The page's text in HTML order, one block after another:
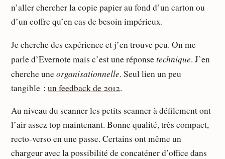
n’aller chercher la copie papier au fond d’un carton ou
d’un coffre qu’en cas de besoin impérieux.
Je cherche des expérience et j’en trouve peu. On me
parle d’Evernote mais c’est une réponsetechnique. J’en
cherche uneorganisationnelle. Seul lien un peu
tangible :un feedback de 2012.
Au niveau du scanner les petits scanner à défilement ont
l’air assez top maintenant. Bonne qualité, très compact,
recto-verso en une passe. Certains ont même un
chargeur avec la possibilité de concaténer d’office dans